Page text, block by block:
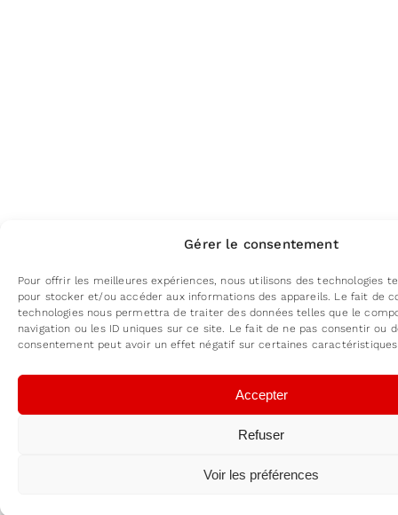
Gérer le consentement
Pour offrir les meilleures expériences, nous utilisons des technologies
pour stocker et/ou accéder aux informations des appareils. Le fait de
technologies nous permettra de traiter des données telles que le
navigation ou les ID uniques sur ce site. Le fait de ne pas consentir ou
consentement peut avoir un effet négatif sur certaines
Accepter
Refuser
Voir les préférences